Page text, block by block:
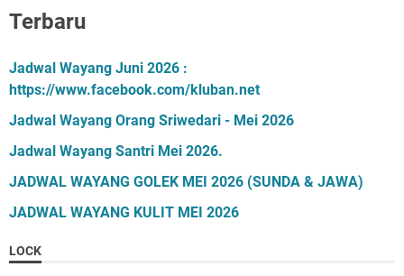
Terbaru
Jadwal Wayang Juni 2026 :
https://www.facebook.com/kluban.net
Jadwal Wayang Orang Sriwedari - Mei 2026
Jadwal Wayang Santri Mei 2026.
JADWAL WAYANG GOLEK MEI 2026 (SUNDA & JAWA)
JADWAL WAYANG KULIT MEI 2026
LOCK